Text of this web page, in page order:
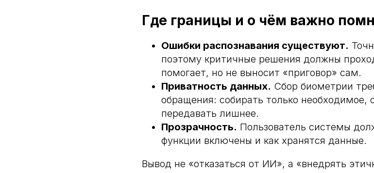
Где границы и о чём важно
Ошибки распознавания существуют.
поэтому критичные решения должны
помогает, но не выносит «приговор» сам.
Приватность данных. Сбор биометрии
обращения: собирать только необходимое,
передавать лишнее.
Прозрачность. Пользователь системы
функции включены и как хранятся данные.
Вывод не «отказаться от ИИ», а «внедрять